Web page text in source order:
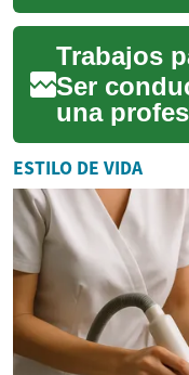
demanda
trans...
Ser
una
cadena
une
través...
ESTILO DE VIDA